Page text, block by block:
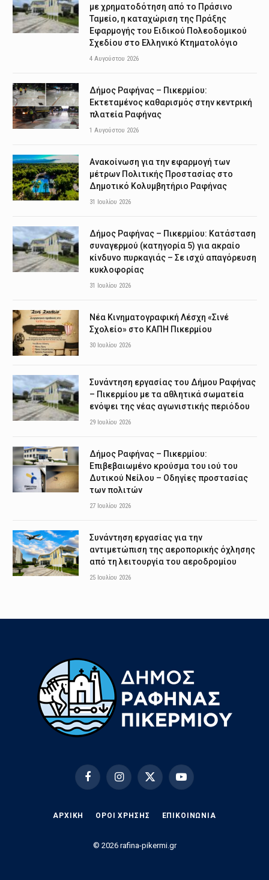
με χρηματοδότηση από το Πράσινο
Ταμείο, η καταχώριση της Πράξης
Εφαρμογής του Ειδικού Πολεοδομικού
Σχεδίου στο Ελληνικό Κτηματολόγιο
4 Αυγούστου 2026
Δήμος Ραφήνας – Πικερμίου:
Εκτεταμένος καθαρισμός στην κεντρική
πλατεία Ραφήνας
1 Αυγούστου 2026
Ανακοίνωση για την εφαρμογή των
μέτρων Πολιτικής Προστασίας στο
Δημοτικό Κολυμβητήριο Ραφήνας
31 Ιουλίου 2026
Δήμος Ραφήνας – Πικερμίου: Κατάσταση
συναγερμού (κατηγορία 5) για ακραίο
κίνδυνο πυρκαγιάς – Σε ισχύ απαγόρευση
κυκλοφορίας
31 Ιουλίου 2026
Νέα Κινηματογραφική Λέσχη «Σινέ
Σχολείο» στο ΚΑΠΗ Πικερμίου
30 Ιουλίου 2026
Συνάντηση εργασίας του Δήμου Ραφήνας
– Πικερμίου με τα αθλητικά σωματεία
ενόψει της νέας αγωνιστικής περιόδου
29 Ιουλίου 2026
Δήμος Ραφήνας – Πικερμίου:
Επιβεβαιωμένο κρούσμα του ιού του
Δυτικού Νείλου – Οδηγίες προστασίας
των πολιτών
27 Ιουλίου 2026
Συνάντηση εργασίας για την
αντιμετώπιση της αεροπορικής όχλησης
από τη λειτουργία του αεροδρομίου
25 Ιουλίου 2026
FacebookInstagramX
YouTube
ΑΡΧΙΚΗ ΟΡΟΙ ΧΡΗΣΗΣ EΠΙΚΟΙΝΩΝΊΑ
© 2026 rafina-pikermi.gr